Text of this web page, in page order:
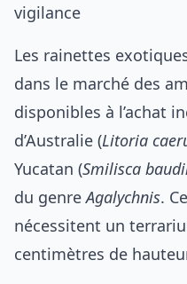
vigilance
Les rainettes
dans le marché des
disponibles à l’achat
d’Australie (Litoria
Yucatan (Smilisca
du genreAgalychnis.
nécessitent un
centimètres de